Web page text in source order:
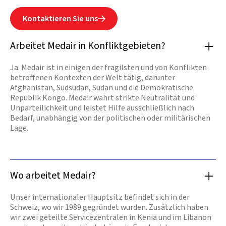
Kontaktieren Sie uns
Arbeitet Medair in Konfliktgebieten?
Ja. Medair ist in einigen der fragilsten und von Konflikten
betroffenen Kontexten der Welt tätig, darunter
Afghanistan, Südsudan, Sudan und die Demokratische
Republik Kongo. Medair wahrt strikte Neutralität und
Unparteilichkeit und leistet Hilfe ausschließlich nach
Bedarf, unabhängig von der politischen oder militärischen
Lage.
Wo arbeitet Medair?
Unser internationaler Hauptsitz befindet sich in der
Schweiz, wo wir 1989 gegründet wurden. Zusätzlich haben
wir zwei geteilte Servicezentralen in Kenia und im Libanon